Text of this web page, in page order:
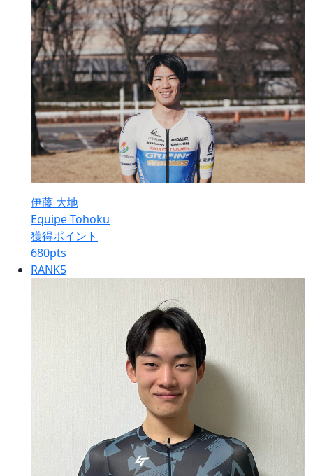
伊藤 大地
Equipe Tohoku
獲得ポイント
680pts
RANK5